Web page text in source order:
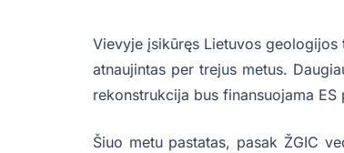
Vievyje įsikūręs Lietuvos
atnaujintas per trejus metus.
rekonstrukcija bus finansuojama ES
Šiuo metu pastatas, pasak ŽGIC